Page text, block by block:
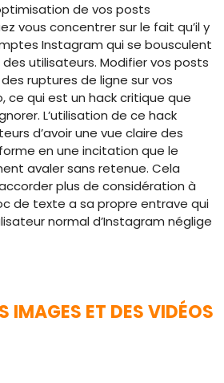
de vos posts
vous concentrer sur le fait qu’il y
Instagram qui se bousculent
utilisateurs. Modifier vos posts
ruptures de ligne sur vos
ce qui est un hack critique que
L’utilisation de ce hack
d’avoir une vue claire des
en une incitation que le
avaler sans retenue. Cela
plus de considération à
de texte a sa propre entrave qui
normal d’Instagram néglige
IMAGES ET DES VIDÉOS